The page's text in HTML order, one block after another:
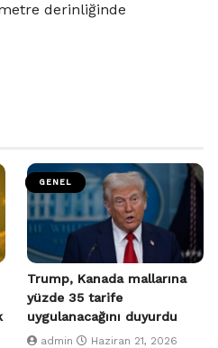
derinliğinde
GENEL
Trump, Kanada mallarına
yüzde 35 tarife
uygulanacağını duyurdu
admin Haziran 21, 2026